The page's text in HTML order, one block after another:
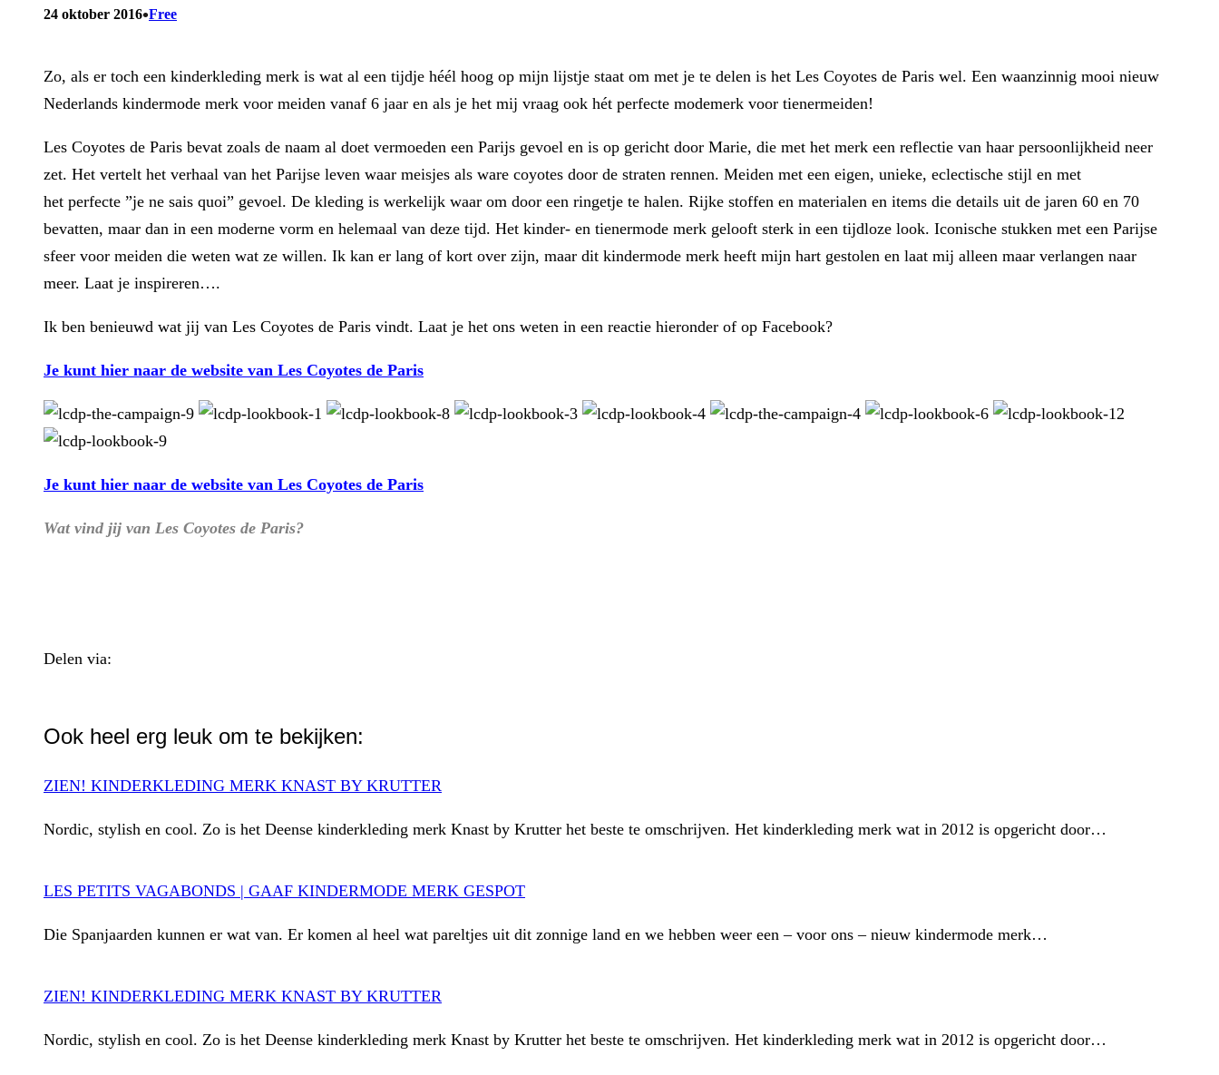
24 oktober 2016•Free
Zo, als er toch een kinderkleding merk is wat al een tijdje héél hoog op mijn lijstje staat om met je te delen is het Les Coyotes de Paris wel. Een waanzinnig mooi nieuw
Nederlands kindermode merk voor meiden vanaf 6 jaar en als je het mij vraag ook hét perfecte modemerk voor tienermeiden!
Les Coyotes de Paris bevat zoals de naam al doet vermoeden een Parijs gevoel en is op gericht door Marie, die met het merk een reflectie van haar persoonlijkheid neer
zet. Het vertelt het verhaal van het Parijse leven waar meisjes als ware coyotes door de straten rennen. Meiden met een eigen, unieke, eclectische stijl en met
het perfecte ”je ne sais quoi” gevoel. De kleding is werkelijk waar om door een ringetje te halen. Rijke stoffen en materialen en items die details uit de jaren 60 en 70
bevatten, maar dan in een moderne vorm en helemaal van deze tijd. Het kinder- en tienermode merk gelooft sterk in een tijdloze look. Iconische stukken met een Parijse
sfeer voor meiden die weten wat ze willen. Ik kan er lang of kort over zijn, maar dit kindermode merk heeft mijn hart gestolen en laat mij alleen maar verlangen naar
meer. Laat je inspireren….
Ik ben benieuwd wat jij van Les Coyotes de Paris vindt. Laat je het ons weten in een reactie hieronder of op Facebook?
Je kunt hier naar de website van Les Coyotes de Paris
Je kunt hier naar de website van Les Coyotes de Paris
Wat vind jij van Les Coyotes de Paris?
Delen via:
Ook heel erg leuk om te bekijken:
ZIEN! KINDERKLEDING MERK KNAST BY KRUTTER
Nordic, stylish en cool. Zo is het Deense kinderkleding merk Knast by Krutter het beste te omschrijven. Het kinderkleding merk wat in 2012 is opgericht door…
LES PETITS VAGABONDS | GAAF KINDERMODE MERK GESPOT
Die Spanjaarden kunnen er wat van. Er komen al heel wat pareltjes uit dit zonnige land en we hebben weer een – voor ons – nieuw kindermode merk…
ZIEN! KINDERKLEDING MERK KNAST BY KRUTTER
Nordic, stylish en cool. Zo is het Deense kinderkleding merk Knast by Krutter het beste te omschrijven. Het kinderkleding merk wat in 2012 is opgericht door…